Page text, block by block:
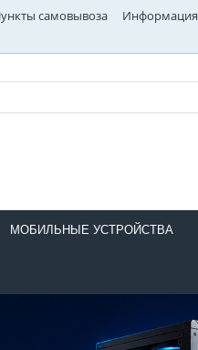
самовывоза Информация
МОБИЛЬНЫЕ УСТРОЙСТВА